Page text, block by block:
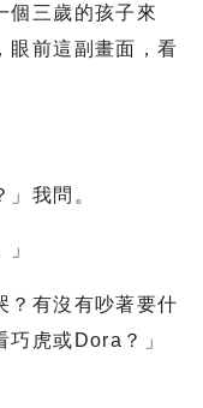
個三歲的孩子來
眼前這副畫面，看
」我問。
？有沒有吵著要什
巧虎或Dora？」